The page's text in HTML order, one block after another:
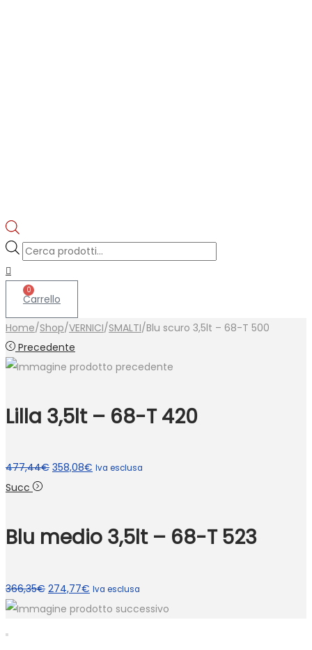
Products
0
Carrello
Home/Shop/VERNICI/SMALTI/Blu scuro 3,5lt – 68-T 500
Precedente
Lilla 3,5lt – 68-T 420
477,44€ Il
477,44€.
358,08€ Il
358,08€.
Iva esclusa
Succ
Blu medio 3,5lt – 68-T 523
366,35€ Il
prezzo
274,77€ Il
prezzo
Iva esclusa